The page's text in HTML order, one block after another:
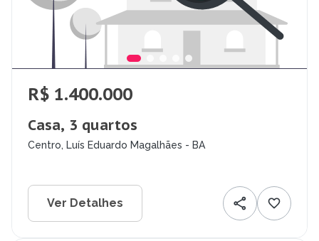
R$ 1.400.000
Casa, 3 quartos
Centro, Luís Eduardo Magalhães - BA
Ver Detalhes